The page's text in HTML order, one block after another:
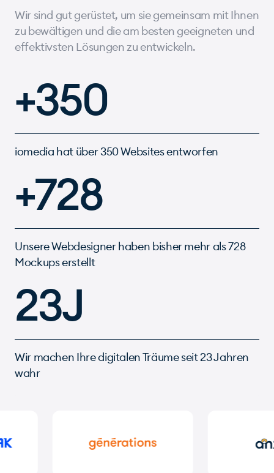
Wir sind gut gerüstet, um sie gemeinsam mit Ihnen
zu bewältigen und die am besten geeigneten und
effektivsten Lösungen zu entwickeln.
+350
iomedia hat über 350 Websites entworfen
+728
Unsere Webdesigner haben bisher mehr als 728
Mockups erstellt
23J
Wir machen Ihre digitalen Träume seit 23 Jahren
wahr